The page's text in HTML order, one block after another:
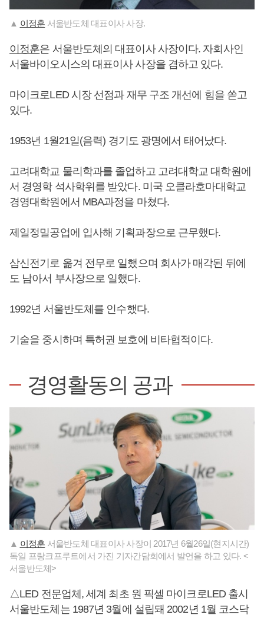
▲ 이정훈 서울반도체 대표이사 사장.
이정훈은 서울반도체의 대표이사 사장이다. 자회사인
서울바이오시스의 대표이사 사장을 겸하고 있다.
마이크로LED 시장 선점과 재무 구조 개선에 힘을 쏟고
있다.
1953년 1월21일(음력) 경기도 광명에서 태어났다.
고려대학교 물리학과를 졸업하고 고려대학교 대학원에
서 경영학 석사학위를 받았다. 미국 오클라호마대학교
경영대학원에서 MBA과정을 마쳤다.
제일정밀공업에 입사해 기획과장으로 근무했다.
삼신전기로 옮겨 전무로 일했으며 회사가 매각된 뒤에
도 남아서 부사장으로 일했다.
1992년 서울반도체를 인수했다.
기술을 중시하며 특허권 보호에 비타협적이다.
경영활동의 공과
▲ 이정훈 서울반도체 대표이사 사장이 2017년 6월26일(현지시간)
독일 프랑크프루트에서 가진 기자간담회에서 발언을 하고 있다. <
서울반도체>
△LED 전문업체, 세계 최초 원 픽셀 마이크로LED 출시
서울반도체는 1987년 3월에 설립돼 2002년 1월 코스닥